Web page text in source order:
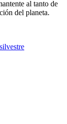
al tanto de
del planeta.